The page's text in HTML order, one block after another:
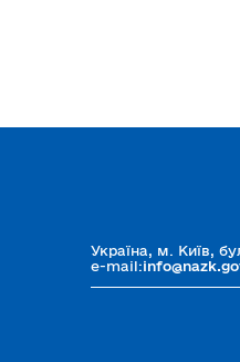
Україна, м. Київ,
e-mail: